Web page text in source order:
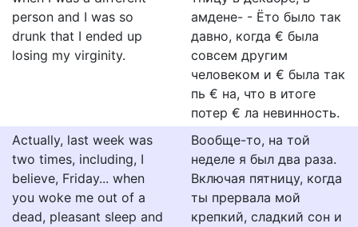
person and I was so
drunk that I ended up
losing my virginity.
амдене- - Ёто было так
давно, когда € была
совсем другим
человеком и € была так
пь € на, что в итоге
потер € ла невинность.
Actually, last week was
two times, including, I
believe, Friday... when
you woke me out of a
dead, pleasant sleep and
Вообще-то, на той
неделе я был два раза.
Включая пятницу, когда
ты прервала мой
крепкий, сладкий сон и